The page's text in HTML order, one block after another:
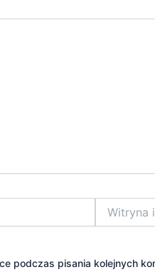
internetowa
podczas pisania kolejnych